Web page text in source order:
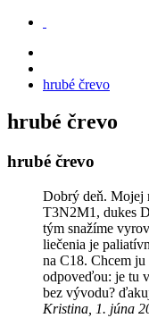
hrubé črevo
hrubé črevo
hrubé črevo
Dobrý deň. Mojej
T3N2M1, dukes
tým snažíme
liečenia je
na C18. Chcem
odpoveďou: je tu
bez vývodu?
Kristina, 1. júna